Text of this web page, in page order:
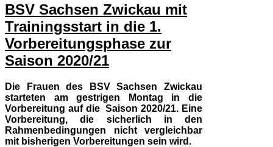
BSV Sachsen Zwickau mit
Trainingsstart in die 1.
Vorbereitungsphase zur
Saison 2020/21
Die Frauen des BSV Sachsen Zwickau
starteten am gestrigen Montag in die
Vorbereitung auf die Saison 2020/21. Eine
Vorbereitung, die sicherlich in den
Rahmenbedingungen nicht vergleichbar
mit bisherigen Vorbereitungen sein wird.